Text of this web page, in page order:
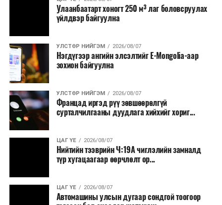
Улаанбаатарт хоногт 250 м³ лаг боловсруулах
үйлдвэр байгуулна
УЛСТӨР НИЙГЭМ 2026/08/07
Нэгдүгээр ангийн элсэлтийг E-Mongolia-аар
зохион байгуулна
УЛСТӨР НИЙГЭМ 2026/08/07
Францад иргэд рүү зөвшөөрөлгүй
сурталчилгааны дуудлага хийхийг хориг...
ЦАГ ҮЕ 2026/08/07
Нийтийн тээврийн Ч:19А чиглэлийн замналд
түр хугацаагаар өөрчлөлт ор...
ЦАГ ҮЕ 2026/08/07
Автомашины улсын дугаар сондгой тоогоор